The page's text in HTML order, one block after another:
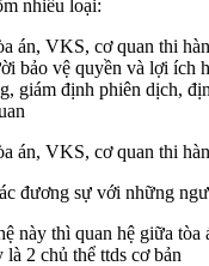
nhiều loại:
án, VKS, cơ quan thi
bảo vệ quyền và lợi ích
giám định phiên dịch,
án, VKS, cơ quan thi
đương sự với những
này thì quan hệ giữa tòa
là 2 chủ thể ttds cơ bản